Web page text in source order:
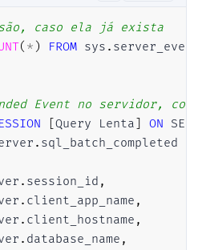
caso ela já exista
( * ) FROM sys .
Event no servidor,
Query Lenta
ON
. sql_batch_completed
. session_id ,
. client_app_name ,
. client_hostname ,
. database_name ,